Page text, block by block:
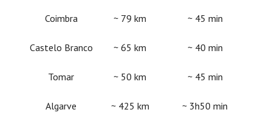
Coimbra ~ 79 km ~ 45 min
Castelo Branco ~ 65 km ~ 40 min
Tomar ~ 50 km ~ 45 min
Algarve ~ 425 km ~ 3h50 min